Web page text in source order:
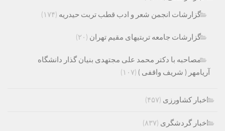
گزارشات انجمن شعر و ادب قطب تربت حیدریه (۱۷۴)
گزارشات جامعه تربتیهای مقیم تهران (۲۰)
مصاحبه با دکتر محمد علی مجتهدی بنیان گذار دانشگاه
آریامهر ( شریف واقفی ) (۱۰۷)
اخبار کشاورزی (۴۵۷)
اخبار گردشگری (۸۳۷)